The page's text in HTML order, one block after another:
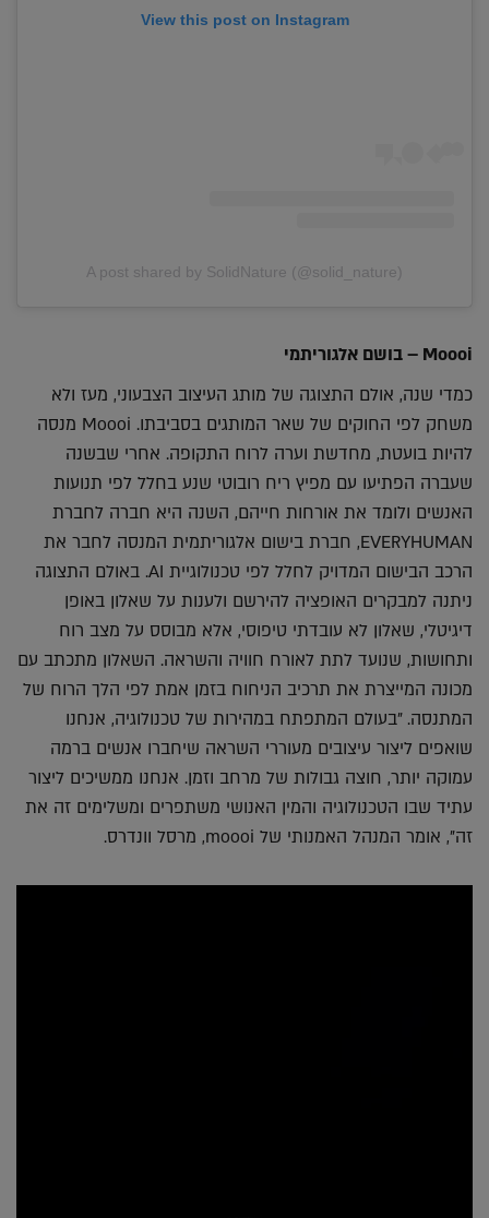
View this post on Instagram
A post shared by SolidNature (@solid_nature)
Moooi – בושם אלגוריתמי
כמדי שנה, אולם התצוגה של מותג העיצוב הצבעוני, מעז ולא
משחק לפי החוקים של שאר המותגים בסביבתו. Moooi מנסה
להיות בועטת, מחדשת וערה לרוח התקופה. אחרי שבשנה
שעברה הפתיעו עם מפיץ ריח רובוטי שנע בחלל לפי תנועות
האנשים ולומד את אורחות חייהם, השנה היא חברה לחברת
EVERYHUMAN, חברת בישום אלגוריתמית המנסה לחבר את
הרכב הבישום המדויק לחלל לפי טכנולוגיית AI. באולם התצוגה
ניתנה למבקרים האופציה להירשם ולענות על שאלון באופן
דיגיטלי, שאלון לא עובדתי טיפוסי, אלא מבוסס על מצב רוח
ותחושות, שנועד לתת לאורח חוויה והשראה. השאלון מתכתב עם
מכונה המייצרת את תרכיב הניחוח בזמן אמת לפי הלך הרוח של
המתנסה. "בעולם המתפתח במהירות של טכנולוגיה, אנחנו
שואפים ליצור עיצובים מעוררי השראה שיחברו אנשים ברמה
עמוקה יותר, חוצה גבולות של מרחב וזמן. אנחנו ממשיכים ליצור
עתיד שבו הטכנולוגיה והמין האנושי משתפרים ומשלימים זה את
זה", אומר המנהל האמנותי של moooi, מרסל וונדרס.